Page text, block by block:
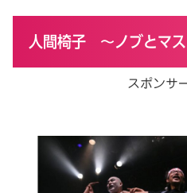
人間椅子 ～ノブとマ
スポンサ